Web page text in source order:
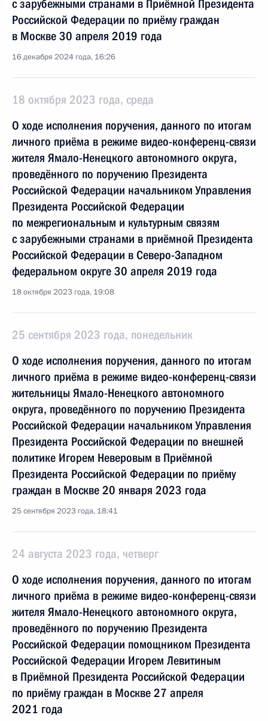
с зарубежными странами в Приёмной Президента
Российской Федерации по приёму граждан
в Москве 30 апреля 2019 года
16 декабря 2024 года, 16:26
18 октября 2023 года, среда
О ходе исполнения поручения, данного по итогам
личного приёма в режиме видео-конференц-связи
жителя Ямало-Ненецкого автономного округа,
проведённого по поручению Президента
Российской Федерации начальником Управления
Президента Российской Федерации
по межрегиональным и культурным связям
с зарубежными странами в приёмной Президента
Российской Федерации в Северо-Западном
федеральном округе 30 апреля 2019 года
18 октября 2023 года, 19:08
25 сентября 2023 года, понедельник
О ходе исполнения поручения, данного по итогам
личного приёма в режиме видео-конференц-связи
жительницы Ямало-Ненецкого автономного
округа, проведённого по поручению Президента
Российской Федерации начальником Управления
Президента Российской Федерации по внешней
политике Игорем Неверовым в Приёмной
Президента Российской Федерации по приёму
граждан в Москве 20 января 2023 года
25 сентября 2023 года, 18:41
24 августа 2023 года, четверг
О ходе исполнения поручения, данного по итогам
личного приёма в режиме видео-конференц-связи
жителя Ямало-Ненецкого автономного округа,
проведённого по поручению Президента
Российской Федерации помощником Президента
Российской Федерации Игорем Левитиным
в Приёмной Президента Российской Федерации
по приёму граждан в Москве 27 апреля
2021 года